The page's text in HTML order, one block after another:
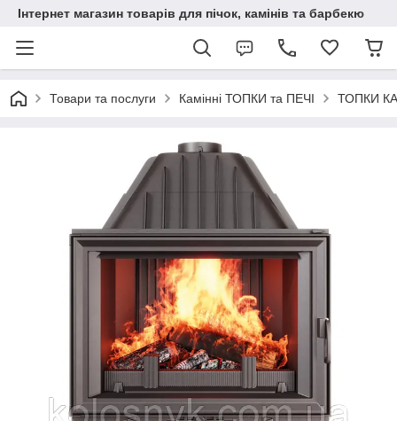
Інтернет магазин товарів для пічок, камінів та барбекю
Товари та послуги Камінні ТОПКИ та ПЕЧІ ТОПКИ